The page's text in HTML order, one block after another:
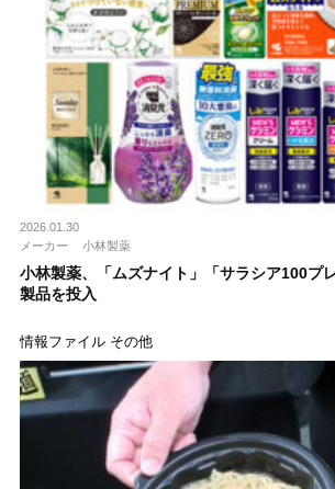
2026.01.30
メーカー
小林製薬
小林製薬、「ムズナイト」「サラシア100プ
製品を投入
情報ファイル その他